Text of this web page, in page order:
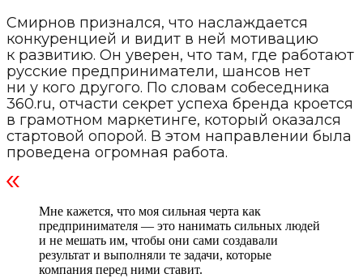
Смирнов признался, что наслаждается
конкуренцией и видит в ней мотивацию
к развитию. Он уверен, что там, где работают
русские предприниматели, шансов нет
ни у кого другого. По словам собеседника
360.ru, отчасти секрет успеха бренда кроется
в грамотном маркетинге, который оказался
стартовой опорой. В этом направлении была
проведена огромная работа.
Мне кажется, что моя сильная черта как
предпринимателя — это нанимать сильных людей
и не мешать им, чтобы они сами создавали
результат и выполняли те задачи, которые
компания перед ними ставит.